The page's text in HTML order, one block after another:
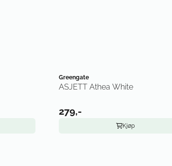
Greengate
ASJETT Athea White
279,-
Kjøp